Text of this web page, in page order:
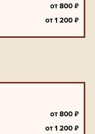
от 800 ₽
от 1 200 ₽
от 800 ₽
от 1 200 ₽